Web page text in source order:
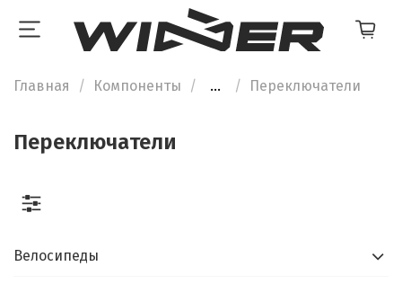
Главная Компоненты ... Переключатели
Переключатели
Велосипеды